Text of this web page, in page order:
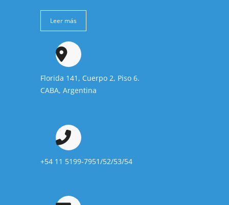
Leer más
Florida 141, Cuerpo 2, Piso 6.
CABA, Argentina
+54 11 5199-7951/52/53/54